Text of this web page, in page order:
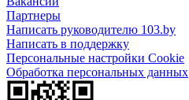
Партнеры
Написать руководителю 103.by
Написать в поддержку
Персональные настройки Cookie
Обработка персональных данных